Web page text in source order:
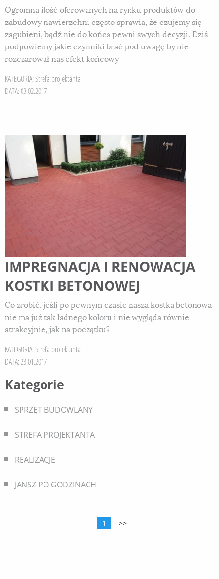
Ogromna ilość oferowanych na rynku produktów do
zabudowy nawierzchni często sprawia, że czujemy się
zagubieni, bądź nie do końca pewni swych decyzji. Dziś
podpowiemy jakie czynniki brać pod uwagę by nie
rozczarował nas efekt końcowy
KATEGORIA: Strefa projektanta
DATA: 03.02.2017
IMPREGNACJA I RENOWACJA
KOSTKI BETONOWEJ
Co zrobić, jeśli po pewnym czasie nasza kostka betonowa
nie ma już tak ładnego koloru i nie wygląda równie
atrakcyjnie, jak na początku?
KATEGORIA: Strefa projektanta
DATA: 23.01.2017
Kategorie
SPRZĘT BUDOWLANY
STREFA PROJEKTANTA
REALIZACJE
JANSZ PO GODZINACH
1 >>